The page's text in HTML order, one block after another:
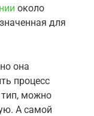
около
для
она
процесс
можно
А самой